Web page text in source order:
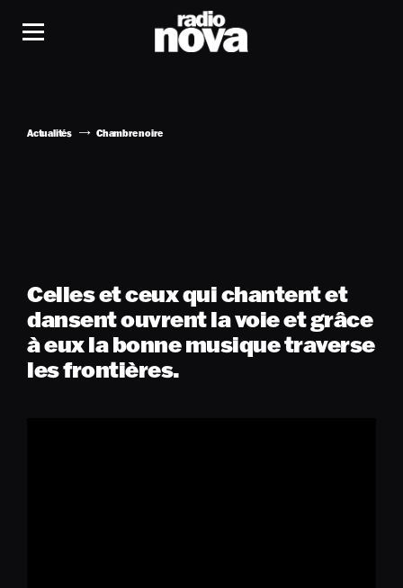
Actualités Chambre noire
Celles et ceux qui chantent et
dansent ouvrent la voie et grâce
à eux la bonne musique traverse
les frontières.